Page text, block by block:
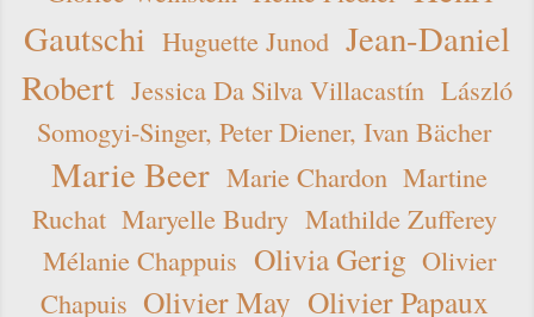
Gautschi Huguette Junod Jean-Daniel
Robert Jessica Da Silva Villacastín László
Somogyi-Singer, Peter Diener, Ivan Bächer
Marie Beer Marie Chardon Martine
Ruchat Maryelle Budry Mathilde Zufferey
Mélanie Chappuis Olivia Gerig Olivier
Chapuis Olivier May Olivier Papaux